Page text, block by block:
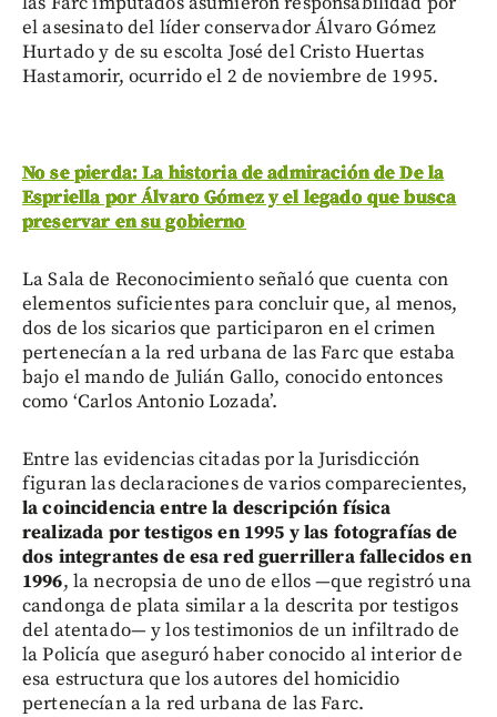
el asesinato del líder conservador Álvaro Gómez
Hurtado y de su escolta José del Cristo Huertas
Hastamorir, ocurrido el 2 de noviembre de 1995.
No se pierda: La historia de admiración de De la
Espriella por Álvaro Gómez y el legado que busca
preservar en su gobierno
La Sala de Reconocimiento señaló que cuenta con
elementos suficientes para concluir que, al menos,
dos de los sicarios que participaron en el crimen
pertenecían a la red urbana de las Farc que estaba
bajo el mando de Julián Gallo, conocido entonces
como ‘Carlos Antonio Lozada’.
Entre las evidencias citadas por la Jurisdicción
figuran las declaraciones de varios comparecientes,
la coincidencia entre la descripción física
realizada por testigos en 1995 y las fotografías de
dos integrantes de esa red guerrillera fallecidos en
1996, la necropsia de uno de ellos —que registró una
candonga de plata similar a la descrita por testigos
del atentado— y los testimonios de un infiltrado de
la Policía que aseguró haber conocido al interior de
esa estructura que los autores del homicidio
pertenecían a la red urbana de las Farc.